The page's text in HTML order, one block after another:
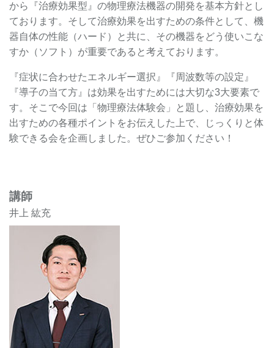
から『治療効果型』の物理療法機器の開発を基本方針とし
ております。そして治療効果を出すための条件として、機
器自体の性能（ハード）と共に、その機器をどう使いこな
すか（ソフト）が重要であると考えております。
『症状に合わせたエネルギー選択』『周波数等の設定』
『導子の当て方』は効果を出すためには大切な3大要素で
す。そこで今回は「物理療法体験会」と題し、治療効果を
出すための各種ポイントをお伝えした上で、じっくりと体
験できる会を企画しました。ぜひご参加ください！
講師
井上 紘充